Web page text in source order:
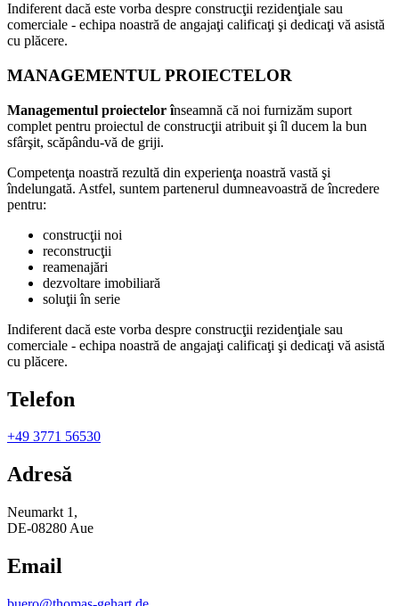
Indiferent dacă este vorba despre construcţii rezidenţiale sau
comerciale - echipa noastră de angajaţi calificaţi şi dedicaţi vă asistă
cu plăcere.
MANAGEMENTUL PROIECTELOR
Managementul proiectelor înseamnă că noi furnizăm suport
complet pentru proiectul de construcţii atribuit şi îl ducem la bun
sfârşit, scăpându-vă de griji.
Competenţa noastră rezultă din experienţa noastră vastă şi
îndelungată. Astfel, suntem partenerul dumneavoastră de încredere
pentru:
construcţii noi
reconstrucţii
reamenajări
dezvoltare imobiliară
soluţii în serie
Indiferent dacă este vorba despre construcţii rezidenţiale sau
comerciale - echipa noastră de angajaţi calificaţi şi dedicaţi vă asistă
cu plăcere.
Telefon
+49 3771 56530
Adresă
Neumarkt 1,
DE-08280 Aue
Email